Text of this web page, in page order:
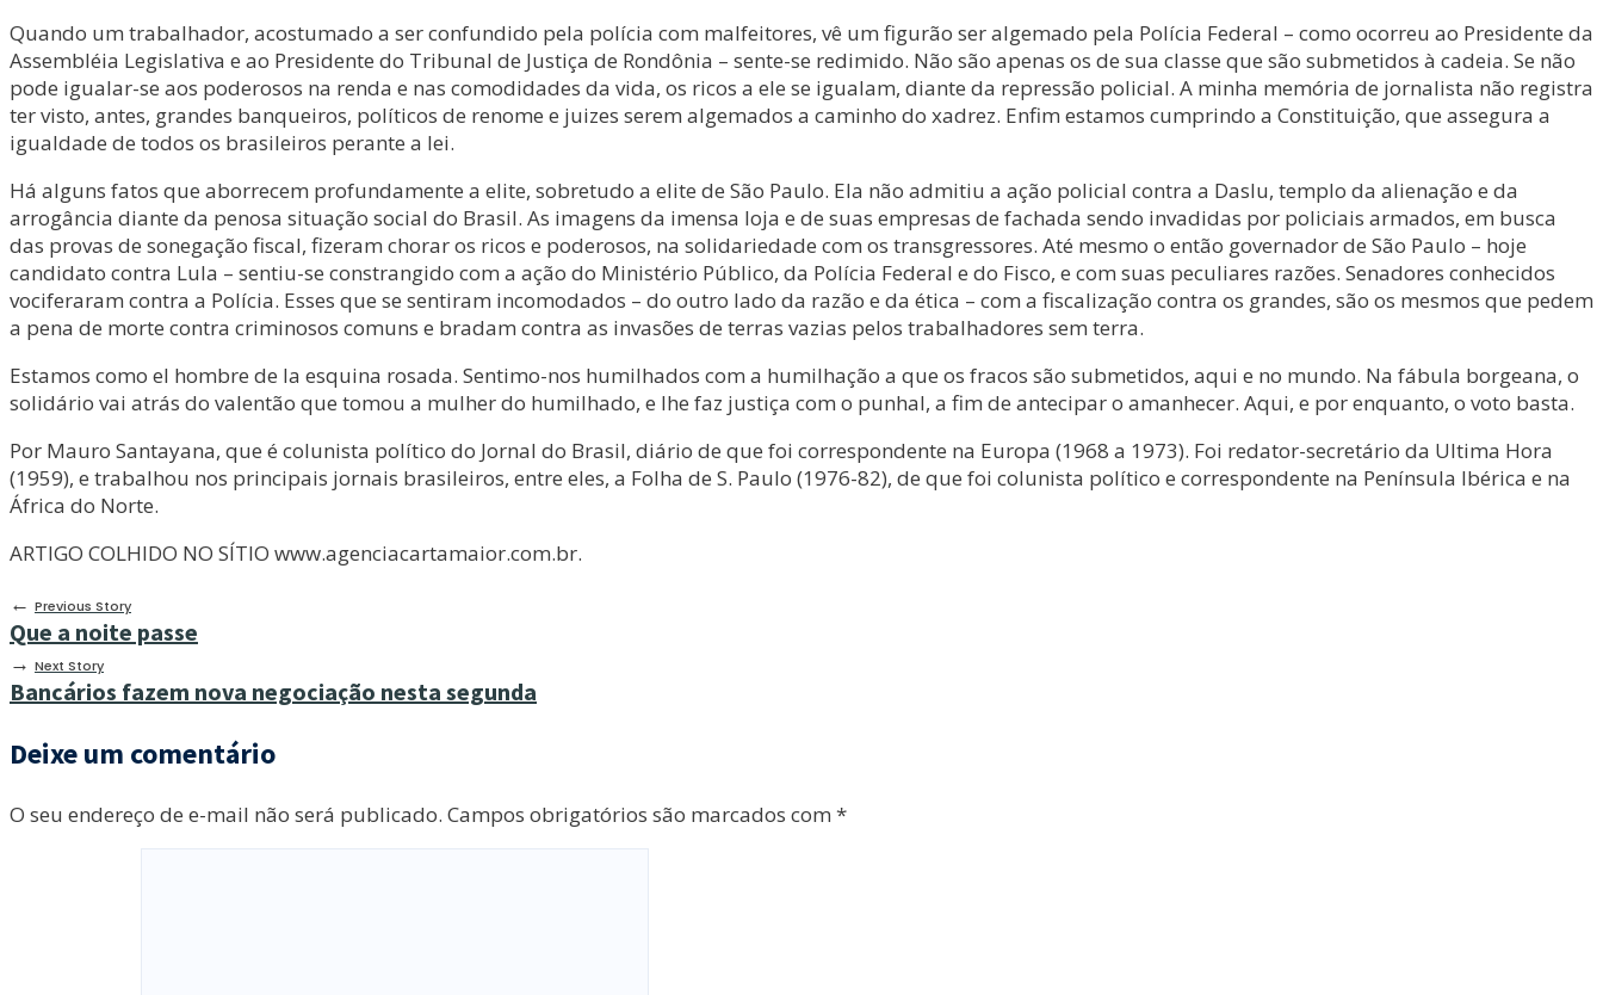
Quando um trabalhador, acostumado a ser confundido pela polícia com malfeitores, vê um figurão ser algemado pela Polícia Federal – como ocorreu ao Presidente da
Assembléia Legislativa e ao Presidente do Tribunal de Justiça de Rondônia – sente-se redimido. Não são apenas os de sua classe que são submetidos à cadeia. Se não
pode igualar-se aos poderosos na renda e nas comodidades da vida, os ricos a ele se igualam, diante da repressão policial. A minha memória de jornalista não registra
ter visto, antes, grandes banqueiros, políticos de renome e juizes serem algemados a caminho do xadrez. Enfim estamos cumprindo a Constituição, que assegura a
igualdade de todos os brasileiros perante a lei.
Há alguns fatos que aborrecem profundamente a elite, sobretudo a elite de São Paulo. Ela não admitiu a ação policial contra a Daslu, templo da alienação e da
arrogância diante da penosa situação social do Brasil. As imagens da imensa loja e de suas empresas de fachada sendo invadidas por policiais armados, em busca
das provas de sonegação fiscal, fizeram chorar os ricos e poderosos, na solidariedade com os transgressores. Até mesmo o então governador de São Paulo – hoje
candidato contra Lula – sentiu-se constrangido com a ação do Ministério Público, da Polícia Federal e do Fisco, e com suas peculiares razões. Senadores conhecidos
vociferaram contra a Polícia. Esses que se sentiram incomodados – do outro lado da razão e da ética – com a fiscalização contra os grandes, são os mesmos que pedem
a pena de morte contra criminosos comuns e bradam contra as invasões de terras vazias pelos trabalhadores sem terra.
Estamos como el hombre de la esquina rosada. Sentimo-nos humilhados com a humilhação a que os fracos são submetidos, aqui e no mundo. Na fábula borgeana, o
solidário vai atrás do valentão que tomou a mulher do humilhado, e lhe faz justiça com o punhal, a fim de antecipar o amanhecer. Aqui, e por enquanto, o voto basta.
Por Mauro Santayana, que é colunista político do Jornal do Brasil, diário de que foi correspondente na Europa (1968 a 1973). Foi redator-secretário da Ultima Hora
(1959), e trabalhou nos principais jornais brasileiros, entre eles, a Folha de S. Paulo (1976-82), de que foi colunista político e correspondente na Península Ibérica e na
África do Norte.
ARTIGO COLHIDO NO SÍTIO www.agenciacartamaior.com.br.
← Previous Story
Que a noite passe
→ Next Story
Bancários fazem nova negociação nesta segunda
Deixe um comentário
O seu endereço de e-mail não será publicado. Campos obrigatórios são marcados com *